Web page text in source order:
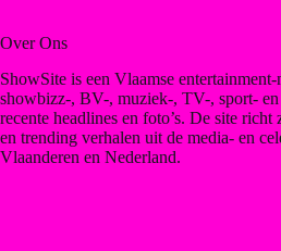
Over Ons
ShowSite is een Vlaamse
showbizz-, BV-, muziek-, TV-, sport-
recente headlines en foto’s. De site richt
en trending verhalen uit de media- en
Vlaanderen en Nederland.